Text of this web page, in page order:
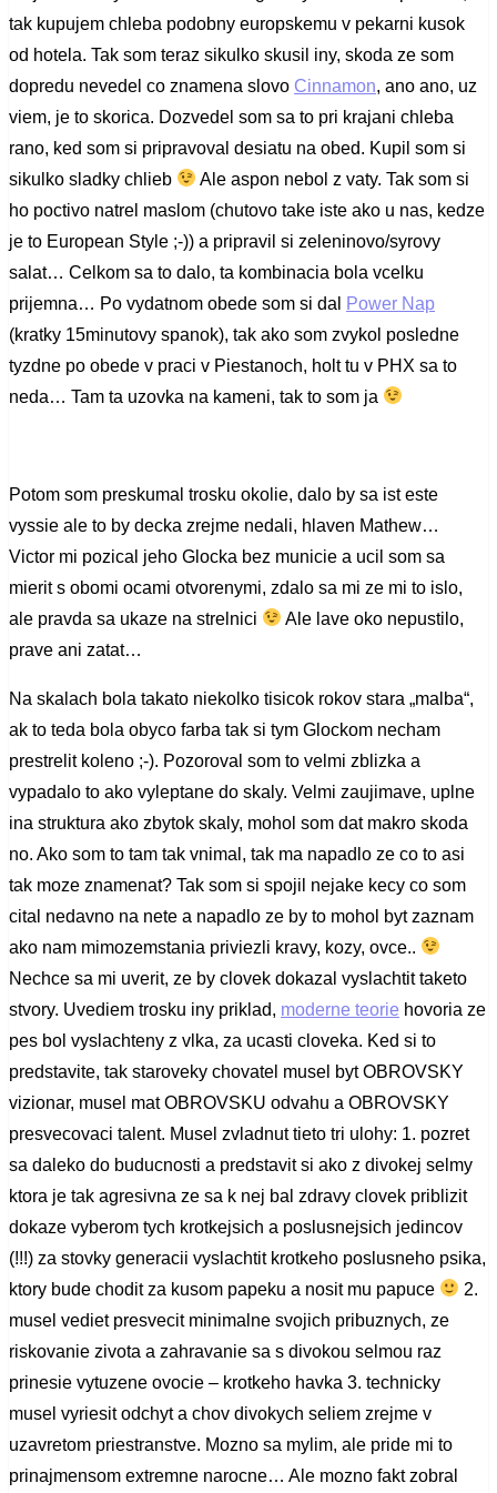
tak kupujem chleba podobny europskemu v pekarni kusok
od hotela. Tak som teraz sikulko skusil iny, skoda ze som
dopredu nevedel co znamena slovo Cinnamon, ano ano, uz
viem, je to skorica. Dozvedel som sa to pri krajani chleba
rano, ked som si pripravoval desiatu na obed. Kupil som si
sikulko sladky chlieb
Ale aspon nebol z vaty. Tak som si
ho poctivo natrel maslom (chutovo take iste ako u nas, kedze
je to European Style ;-)) a pripravil si zeleninovo/syrovy
salat… Celkom sa to dalo, ta kombinacia bola vcelku
prijemna… Po vydatnom obede som si dal
Power Nap
(kratky 15minutovy spanok), tak ako som zvykol posledne
tyzdne po obede v praci v Piestanoch, holt tu v PHX sa to
neda… Tam ta uzovka na kameni, tak to som ja
Potom som preskumal trosku okolie, dalo by sa ist este
vyssie ale to by decka zrejme nedali, hlaven Mathew…
Victor mi pozical jeho Glocka bez municie a ucil som sa
mierit s obomi ocami otvorenymi, zdalo sa mi ze mi to islo,
ale pravda sa ukaze na strelnici
Ale lave oko nepustilo,
prave ani zatat…
Na skalach bola takato niekolko tisicok rokov stara „malba“,
ak to teda bola obyco farba tak si tym Glockom necham
prestrelit koleno ;-). Pozoroval som to velmi zblizka a
vypadalo to ako vyleptane do skaly. Velmi zaujimave, uplne
ina struktura ako zbytok skaly, mohol som dat makro skoda
no. Ako som to tam tak vnimal, tak ma napadlo ze co to asi
tak moze znamenat? Tak som si spojil nejake kecy co som
cital nedavno na nete a napadlo ze by to mohol byt zaznam
ako nam mimozemstania priviezli kravy, kozy, ovce..
Nechce sa mi uverit, ze by clovek dokazal vyslachtit taketo
stvory. Uvediem trosku iny priklad, moderne teorie hovoria ze
pes bol vyslachteny z vlka, za ucasti cloveka. Ked si to
predstavite, tak staroveky chovatel musel byt OBROVSKY
vizionar, musel mat OBROVSKU odvahu a OBROVSKY
presvecovaci talent. Musel zvladnut tieto tri ulohy: 1. pozret
sa daleko do buducnosti a predstavit si ako z divokej selmy
ktora je tak agresivna ze sa k nej bal zdravy clovek priblizit
dokaze vyberom tych krotkejsich a poslusnejsich jedincov
(!!!) za stovky generacii vyslachtit krotkeho poslusneho psika,
ktory bude chodit za kusom papeku a nosit mu papuce
2.
musel vediet presvecit minimalne svojich pribuznych, ze
riskovanie zivota a zahravanie sa s divokou selmou raz
prinesie vytuzene ovocie – krotkeho havka 3. technicky
musel vyriesit odchyt a chov divokych seliem zrejme v
uzavretom priestranstve. Mozno sa mylim, ale pride mi to
prinajmensom extremne narocne… Ale mozno fakt zobral